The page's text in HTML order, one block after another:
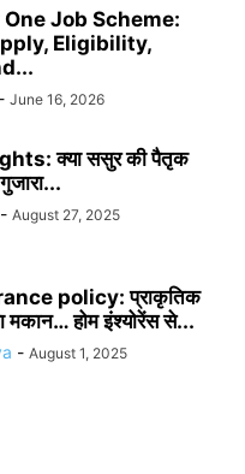
Job Scheme:
Eligibility,
- June 16, 2026
क्या ससुर की पैतृक
- August 27, 2025
policy: प्राकृतिक
होम इंश्योरेंस से...
- August 1, 2025